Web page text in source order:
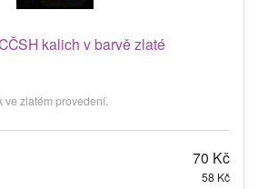
kalich v barvě zlaté
ve zlatém provedení.
70 Kč
58 Kč